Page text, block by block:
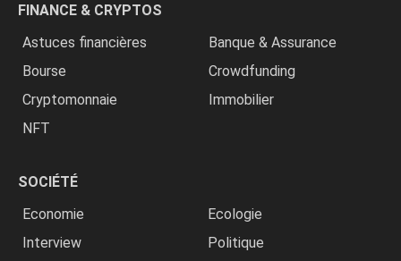
FINANCE & CRYPTOS
Astuces financières
Banque & Assurance
Bourse
Crowdfunding
Cryptomonnaie
Immobilier
NFT
SOCIÉTÉ
Economie
Ecologie
Interview
Politique